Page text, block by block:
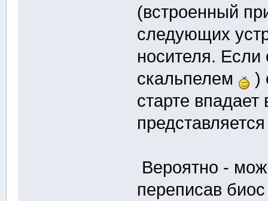
(встроенный
следующих
носителя. Если
скальпелем
)
старте
Вероятно -
переписав